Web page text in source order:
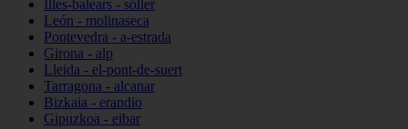
Illes-balears - sóller
León - molinaseca
Pontevedra - a-estrada
Girona - alp
Lleida - el-pont-de-suert
Tarragona - alcanar
Bizkaia - erandio
Gipuzkoa - eibar